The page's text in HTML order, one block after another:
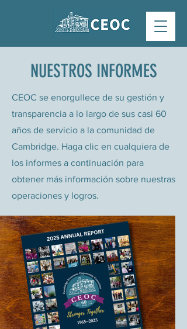
NUESTROS INFORMES
CEOC se enorgullece de su gestión y
transparencia a lo largo de sus casi 60
años de servicio a la comunidad de
Cambridge. Haga clic en cualquiera de
los informes a continuación para
obtener más información sobre nuestras
operaciones y logros.